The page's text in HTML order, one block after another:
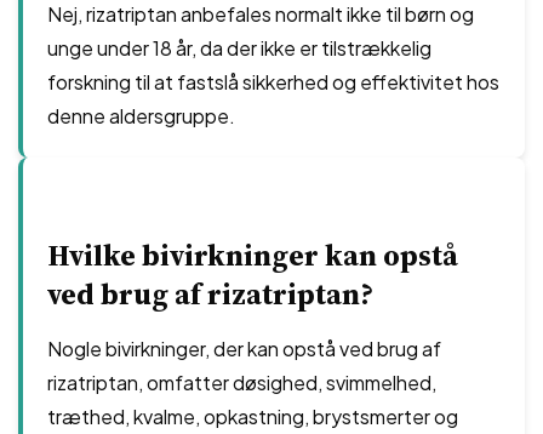
Nej, rizatriptan anbefales normalt ikke til børn og
unge under 18 år, da der ikke er tilstrækkelig
forskning til at fastslå sikkerhed og effektivitet hos
denne aldersgruppe.
Hvilke bivirkninger kan opstå
ved brug af rizatriptan?
Nogle bivirkninger, der kan opstå ved brug af
rizatriptan, omfatter døsighed, svimmelhed,
træthed, kvalme, opkastning, brystsmerter og